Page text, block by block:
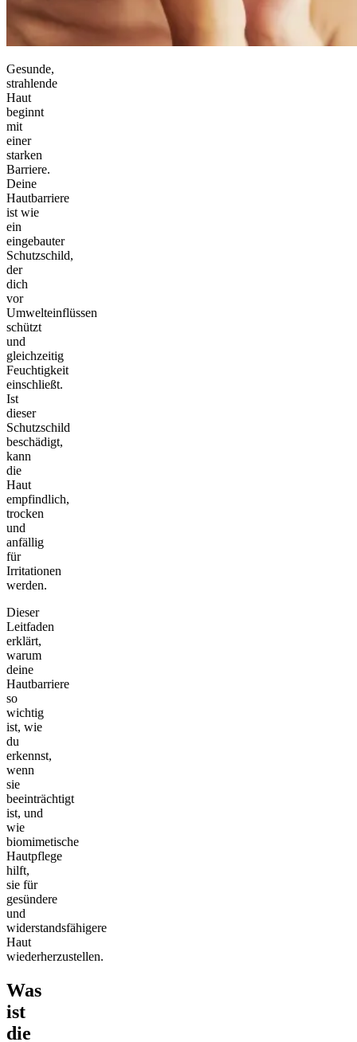
Gesunde,
strahlende
Haut
beginnt
mit
einer
starken
Barriere.
Deine
Hautbarriere
ist wie
ein
eingebauter
Schutzschild,
der
dich
vor
Umwelteinflüssen
schützt
und
gleichzeitig
Feuchtigkeit
einschließt.
Ist
dieser
Schutzschild
beschädigt,
kann
die
Haut
empfindlich,
trocken
und
anfällig
für
Irritationen
werden.
Dieser
Leitfaden
erklärt,
warum
deine
Hautbarriere
so
wichtig
ist, wie
du
erkennst,
wenn
sie
beeinträchtigt
ist, und
wie
biomimetische
Hautpflege
hilft,
sie für
gesündere
und
widerstandsfähigere
Haut
wiederherzustellen.
Was
ist
die